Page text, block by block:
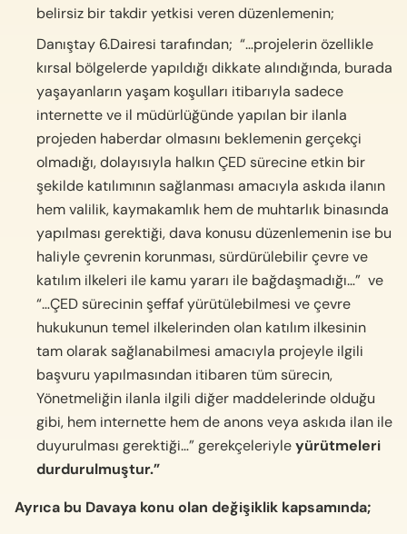
belirsiz bir takdir yetkisi veren düzenlemenin;
Danıştay 6.Dairesi tarafından; “…projelerin özellikle
kırsal bölgelerde yapıldığı dikkate alındığında, burada
yaşayanların yaşam koşulları itibarıyla sadece
internette ve il müdürlüğünde yapılan bir ilanla
projeden haberdar olmasını beklemenin gerçekçi
olmadığı, dolayısıyla halkın ÇED sürecine etkin bir
şekilde katılımının sağlanması amacıyla askıda ilanın
hem valilik, kaymakamlık hem de muhtarlık binasında
yapılması gerektiği, dava konusu düzenlemenin ise bu
haliyle çevrenin korunması, sürdürülebilir çevre ve
katılım ilkeleri ile kamu yararı ile bağdaşmadığı…” ve
“…ÇED sürecinin şeffaf yürütülebilmesi ve çevre
hukukunun temel ilkelerinden olan katılım ilkesinin
tam olarak sağlanabilmesi amacıyla projeyle ilgili
başvuru yapılmasından itibaren tüm sürecin,
Yönetmeliğin ilanla ilgili diğer maddelerinde olduğu
gibi, hem internette hem de anons veya askıda ilan ile
duyurulması gerektiği…” gerekçeleriyleyürütmeleri
durdurulmuştur.”
Ayrıca bu Davaya konu olan değişiklik kapsamında;